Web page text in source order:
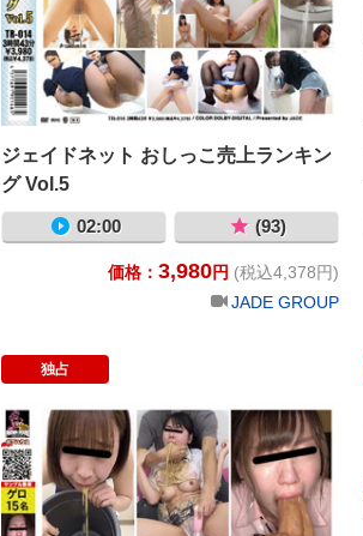
ジェイドネット おしっこ売上ランキン
グ Vol.5
02:00 (93)
価格： 3,980円 (税込4,378円)
JADE GROUP
独占